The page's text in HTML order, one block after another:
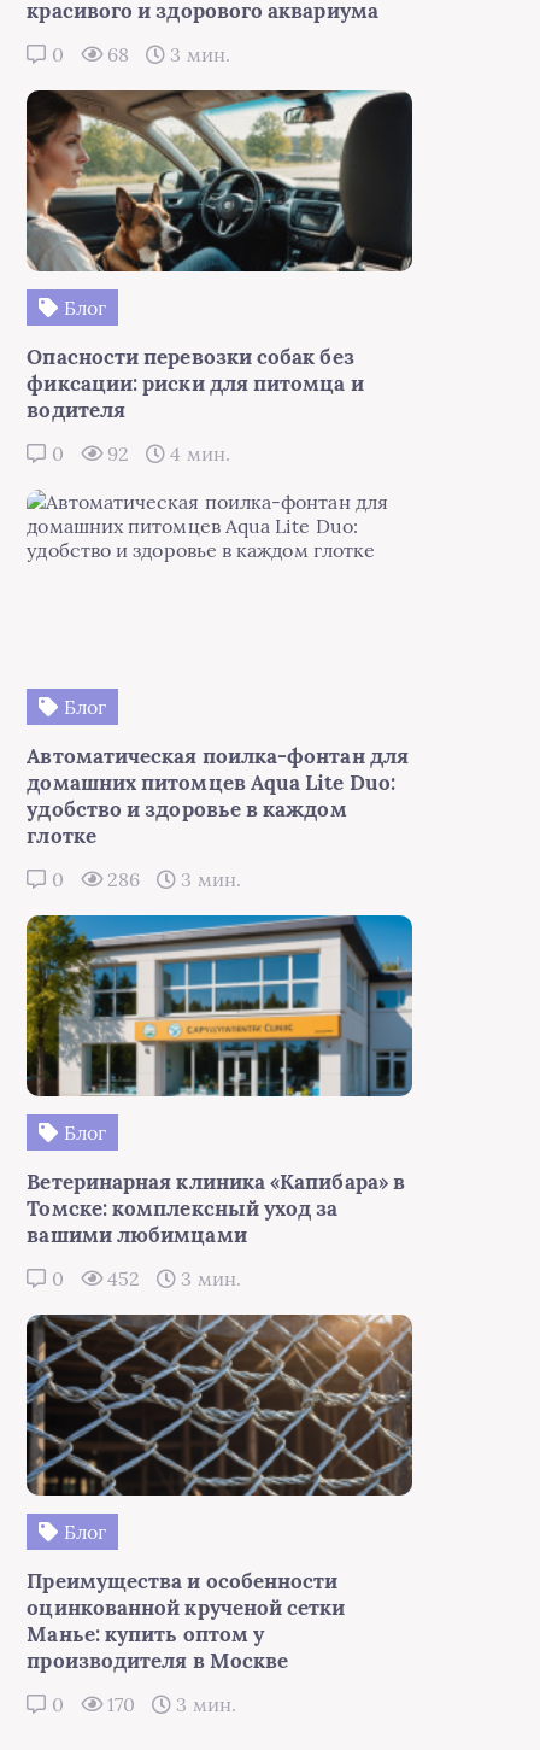
красивого и здорового аквариума
0 68 3 мин.
Блог
Опасности перевозки собак без
фиксации: риски для питомца и
водителя
0 92 4 мин.
Блог
Автоматическая поилка-фонтан для
домашних питомцев Aqua Lite Duo:
удобство и здоровье в каждом
глотке
0 286 3 мин.
Блог
Ветеринарная клиника «Капибара» в
Томске: комплексный уход за
вашими любимцами
0 452 3 мин.
Блог
Преимущества и особенности
оцинкованной крученой сетки
Манье: купить оптом у
производителя в Москве
0 170 3 мин.